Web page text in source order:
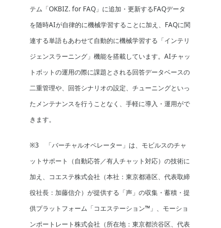
テム「OKBIZ. for FAQ」に追加・更新するFAQデータ
を随時AIが自律的に機械学習することに加え、FAQに関
連する単語もあわせて自動的に機械学習する「インテリ
ジェンスラーニング」機能を搭載しています。AIチャッ
トボットの運用の際に課題とされる回答データベースの
二重管理や、回答シナリオの設定、チューニングといっ
たメンテナンスを行うことなく、手軽に導入・運用がで
きます。
※3 「バーチャルオペレーター」は、モビルスのチャ
ットサポート（自動応答／有人チャット対応）の技術に
加え、コエステ株式会社（本社：東京都港区、代表取締
役社長：加藤信介）が提供する「声」の収集・蓄積・提
供プラットフォーム「コエステーション™」、モーショ
ンポートレート株式会社（所在地：東京都渋谷区、代表